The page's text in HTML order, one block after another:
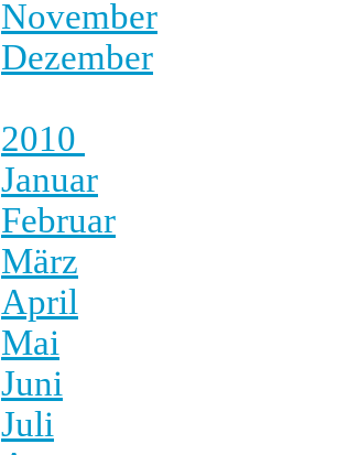
November
Dezember
2010
Januar
Februar
März
April
Mai
Juni
Juli